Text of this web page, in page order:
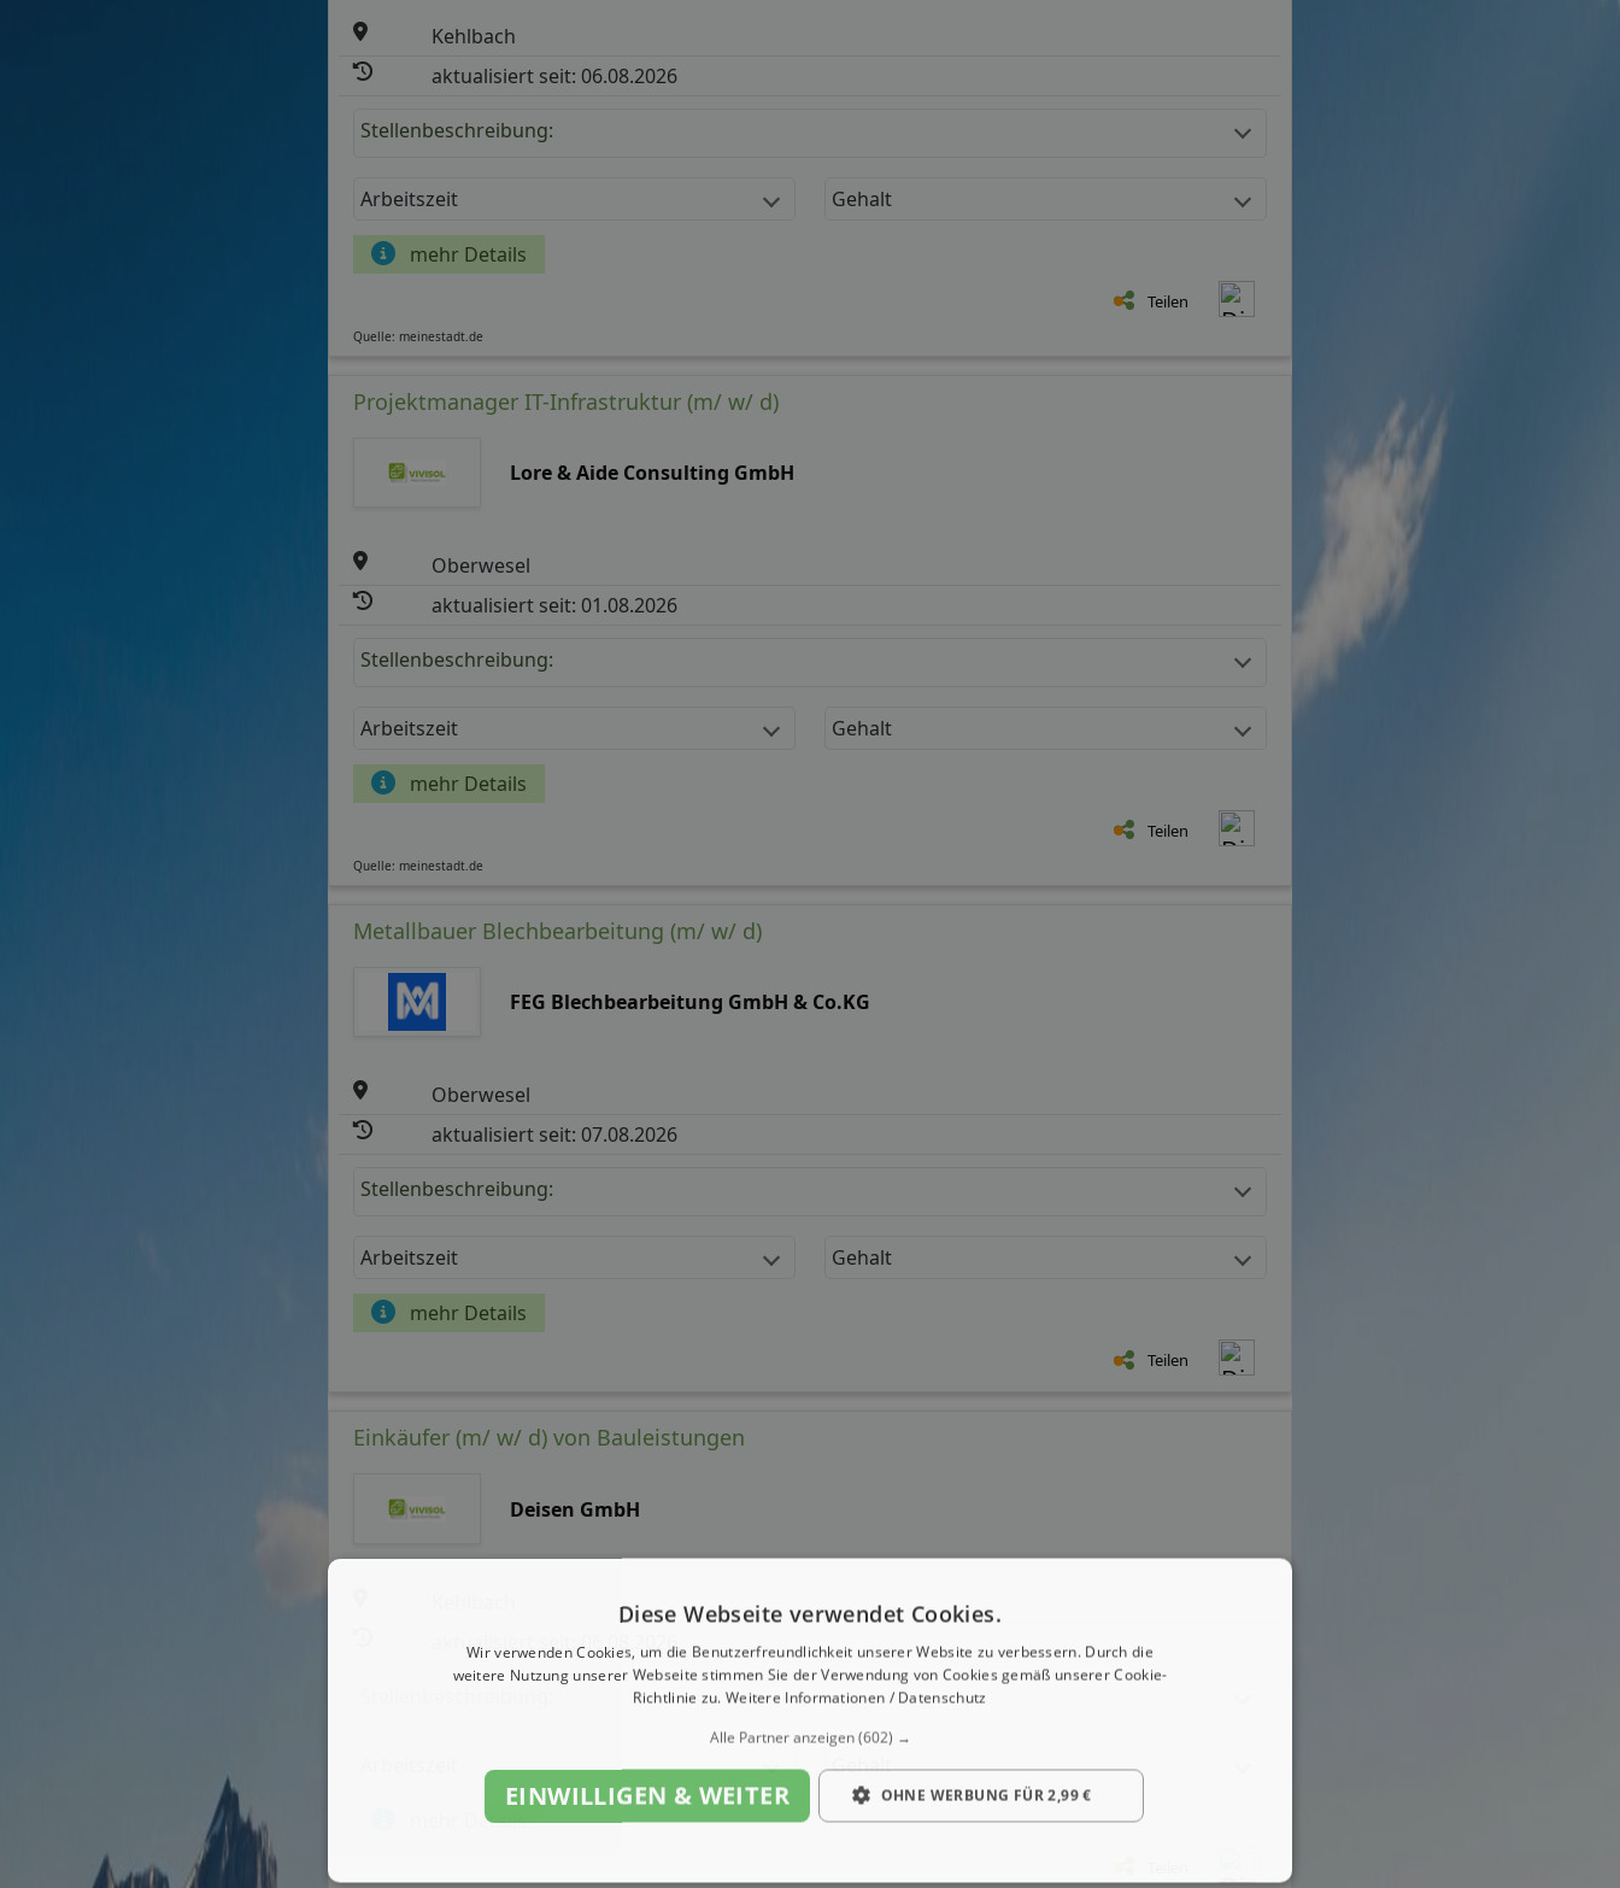
Kehlbach
aktualisiert seit: 06.08.2026
Stellenbeschreibung:
Arbeitszeit Gehalt
mehr Details
Teilen
Quelle: meinestadt.de
Projektmanager IT-Infrastruktur (m/ w/ d)
Lore & Aide Consulting GmbH
Oberwesel
aktualisiert seit: 01.08.2026
Stellenbeschreibung:
Arbeitszeit Gehalt
mehr Details
Teilen
Quelle: meinestadt.de
Metallbauer Blechbearbeitung (m/ w/ d)
FEG Blechbearbeitung GmbH & Co.KG
Oberwesel
aktualisiert seit: 07.08.2026
Stellenbeschreibung:
Arbeitszeit Gehalt
mehr Details
Teilen
Einkäufer (m/ w/ d) von Bauleistungen
Deisen GmbH
aktualisiert seit: 06.08.2026
Gehalt
mehr Details
Diese Webseite verwendet Cookies.
Wir verwenden Cookies, um die Benutzerfreundlichkeit unserer Website zu verbessern. Durch die
weitere Nutzung unserer Webseite stimmen Sie der Verwendung von Cookies gemäß unserer Cookie-
Richtlinie zu. Weitere Informationen / Datenschutz
Alle Partner anzeigen(602) →
EINWILLIGEN & WEITER OHNE WERBUNG FÜR 2,99 €